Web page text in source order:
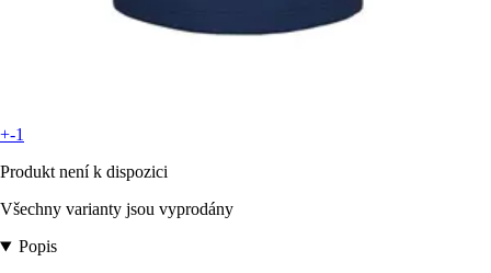
+-1
Produkt není k dispozici
Všechny varianty jsou vyprodány
Popis